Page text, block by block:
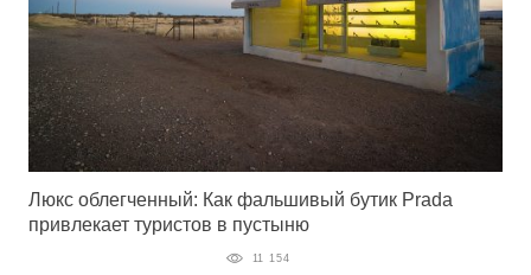
Люкс облегченный: Как фальшивый бутик Prada
привлекает туристов в пустыню
11 154